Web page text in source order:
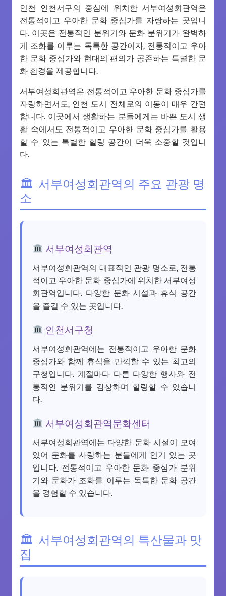
인천 인천서구의 중심에 위치한 서부여성회관역은
전통적이고 우아한 문화 중심가를 자랑하는 곳입니
다. 이곳은 전통적인 분위기와 문화 분위기가 완벽하
게 조화를 이루는 독특한 공간이자, 전통적이고 우아
한 문화 중심가와 현대의 편의가 공존하는 특별한 문
화 환경을 제공합니다.
서부여성회관역은 전통적이고 우아한 문화 중심가를
자랑하면서도, 인천 도시 전체로의 이동이 매우 간편
합니다. 이곳에서 생활하는 분들에게는 바쁜 도시 생
활 속에서도 전통적이고 우아한 문화 중심가를 활용
할 수 있는 특별한 힐링 공간이 더욱 소중할 것입니
다.
서부여성회관역의 주요 관광 명
소
서부여성회관역
서부여성회관역의 대표적인 관광 명소로, 전통
적이고 우아한 문화 중심가에 위치한 서부여성
회관역입니다. 다양한 문화 시설과 휴식 공간
을 즐길 수 있는 곳입니다.
인천서구청
서부여성회관역에는 전통적이고 우아한 문화
중심가와 함께 휴식을 만끽할 수 있는 최고의
구청입니다. 계절마다 다른 다양한 행사와 전
통적인 분위기를 감상하며 힐링할 수 있습니
다.
서부여성회관역문화센터
서부여성회관역에는 다양한 문화 시설이 모여
있어 문화를 사랑하는 분들에게 인기 있는 곳
입니다. 전통적이고 우아한 문화 중심가 분위
기와 문화가 조화를 이루는 독특한 문화 공간
을 경험할 수 있습니다.
서부여성회관역의 특산물과 맛
집